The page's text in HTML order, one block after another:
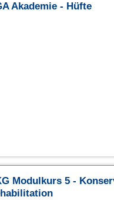
Akademie - Hüfte
Modulkurs 5 -